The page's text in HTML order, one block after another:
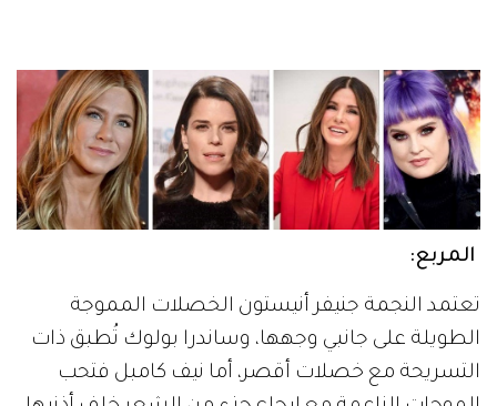
المربع:
تعتمد النجمة جنيفر أنيستون الخصلات المموجة
الطويلة على جانبي وجهها، وساندرا بولوك تُطبق ذات
التسريحة مع خصلات أقصر، أما نيف كامبل فتحب